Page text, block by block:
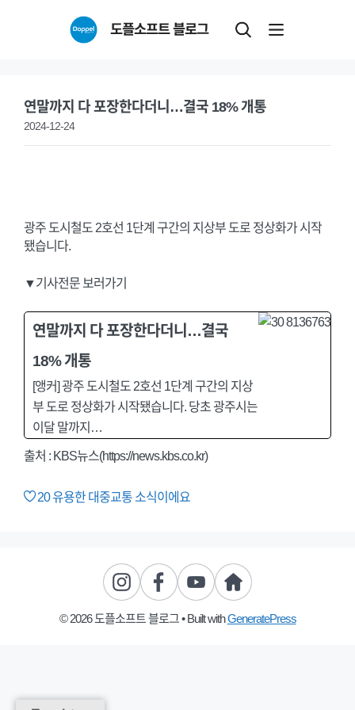
도플소프트 블로그
연말까지 다 포장한다더니…결국 18% 개통
2024-12-24
광주 도시철도 2호선 1단계 구간의 지상부 도로 정상화가 시작
됐습니다.
▼기사전문 보러가기
연말까지 다 포장한다더니…결국
18% 개통
[앵커] 광주 도시철도 2호선 1단계 구간의 지상
부 도로 정상화가 시작됐습니다. 당초 광주시는
이달 말까지…
출처 : KBS뉴스(https://news.kbs.co.kr)
20유용한 대중교통 소식이에요
© 2026 도플소프트 블로그• Built withGeneratePress